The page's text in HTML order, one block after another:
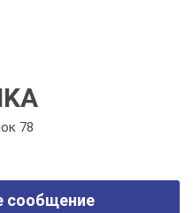
78
сообщение